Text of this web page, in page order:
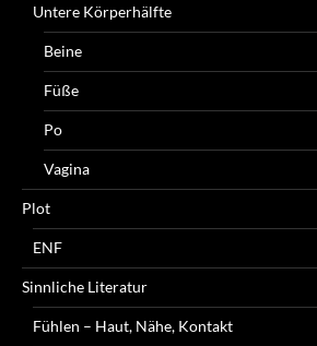
Untere Körperhälfte
Beine
Füße
Po
Vagina
Plot
ENF
Sinnliche Literatur
Fühlen – Haut, Nähe, Kontakt